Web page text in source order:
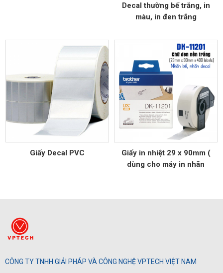
Decal thường bế trắng, in
màu, in đen trắng
Giấy Decal PVC
Giấy in nhiệt 29 x 90mm (
dùng cho máy in nhãn
CÔNG TY TNHH GIẢI PHÁP VÀ CÔNG NGHỆ VPTECH VIỆT NAM